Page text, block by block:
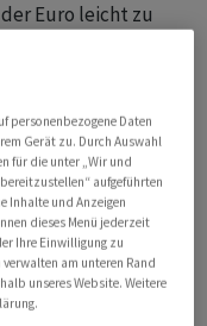
Euro leicht zu
Tiefststand seit
leicht über
kostet der
Franken am
dem
ist aber
personenbezogene Daten
Gerät zu. Durch Auswahl
für die unter „Wir und
aufgeführten
Inhalte und Anzeigen
dieses Menü jederzeit
Ihre Einwilligung zu
am unteren Rand
unseres Website. Weitere